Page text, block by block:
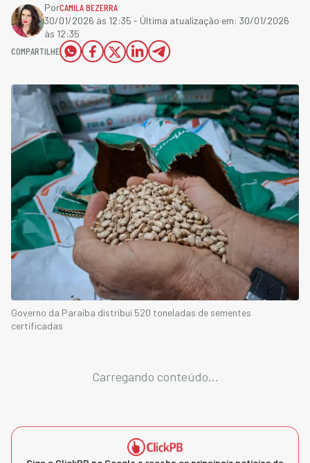
PorCAMILA BEZERRA
30/01/2026 às 12:35 - Última atualização em: 30/01/2026
às 12:35
COMPARTILHE
Governo da Paraíba distribui 520 toneladas de sementes
certificadas
Carregando conteúdo...